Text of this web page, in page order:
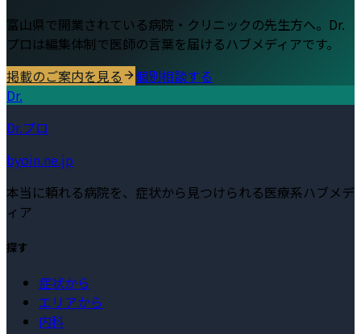
富山県で開業されている病院・クリニックの先生方へ。Dr.
プロは編集体制で医師の言葉を届けるハブメディアです。
掲載のご案内を見る
個別相談する
Dr.
Dr.プロ
byoin.ne.jp
本当に頼れる病院を、症状から見つけられる医療系ハブメデ
ィア
探す
症状から
エリアから
内科